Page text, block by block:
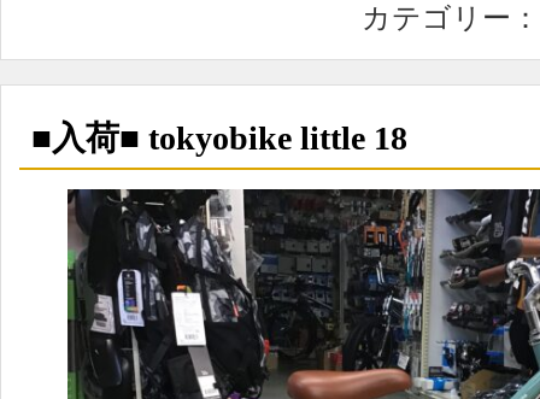
カテゴリー：
■入荷■ tokyobike little 18